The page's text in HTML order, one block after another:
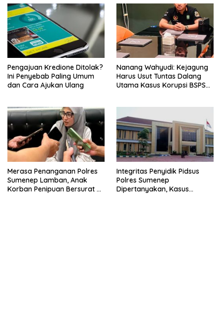
Pengajuan Kredione Ditolak?
Ini Penyebab Paling Umum
dan Cara Ajukan Ulang
Nanang Wahyudi: Kejagung
Harus Usut Tuntas Dalang
Utama Kasus Korupsi BSPS
Merasa Penanganan Polres
Sumenep Lamban, Anak
Korban Penipuan Bersurat ke
Integritas Penyidik Pidsus
Polres Sumenep
Dipertanyakan, Kasus